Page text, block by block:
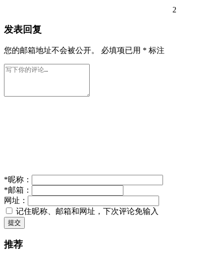
2
发表回复
您的邮箱地址不会被公开。 必填项已用 * 标注
*昵称：
*邮箱：
网址：
记住昵称、邮箱和网址，下次评论免输入
提交
推荐